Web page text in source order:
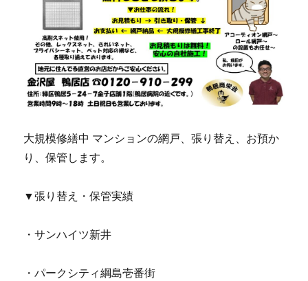
大規模修繕中 マンションの網戸、張り替え、お預か
り、保管します。
▼張り替え・保管実績
・サンハイツ新井
・パークシティ綱島壱番街